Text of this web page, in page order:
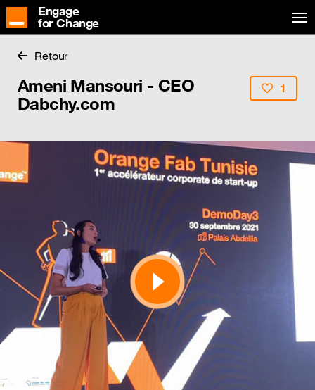
Engage
for Change
Retour
Ameni Mansouri - CEO
Dabchy.com
1